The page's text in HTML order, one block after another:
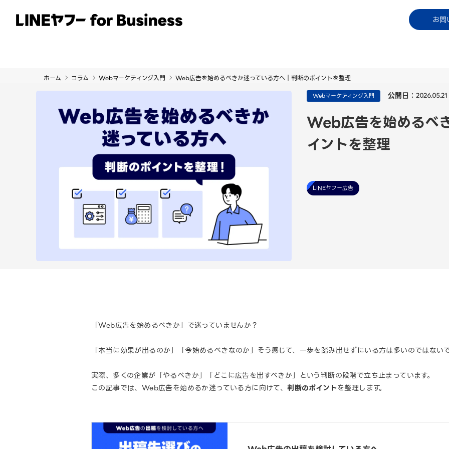
お問
サービス 事例 イベント・セミナー ご利用中
ホーム コラム Webマーケティング入門 Web広告を始めるべきか迷っている方へ｜判断のポイントを整理
Webマーケティング入門 公開日： 2026.05.21
Web広告を始めるべ
イントを整理
LINEヤフー広告
「Web広告を始めるべきか」で迷っていませんか？
「本当に効果が出るのか」「今始めるべきなのか」そう感じて、一歩を踏み出せずにいる方は多いのではないで
実際、多くの企業が「やるべきか」「どこに広告を出すべきか」という判断の段階で立ち止まっています。
この記事では、Web広告を始めるか迷っている方に向けて、判断のポイントを整理します。